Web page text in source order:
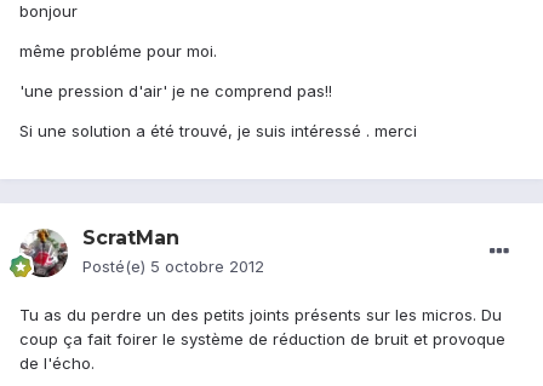
bonjour
même probléme pour moi.
'une pression d'air' je ne comprend pas!!
Si une solution a été trouvé, je suis intéressé . merci
ScratMan
Posté(e) 5 octobre 2012
Tu as du perdre un des petits joints présents sur les micros. Du
coup ça fait foirer le système de réduction de bruit et provoque
de l'écho.